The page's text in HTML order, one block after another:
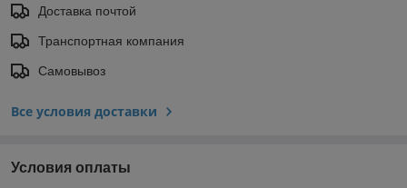
Доставка почтой
Транспортная компания
Самовывоз
Все условия доставки
Условия оплаты